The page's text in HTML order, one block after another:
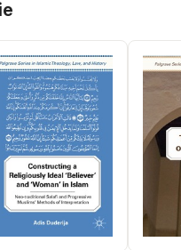
Roslund
,Torun